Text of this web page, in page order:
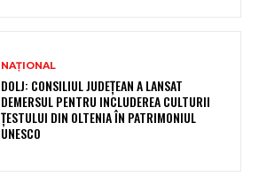
NAȚIONAL
DOLJ: CONSILIUL JUDEȚEAN A LANSAT
DEMERSUL PENTRU INCLUDEREA CULTURII
ȚESTULUI DIN OLTENIA ÎN PATRIMONIUL
UNESCO